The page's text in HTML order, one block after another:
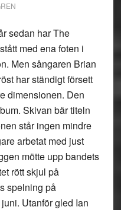
sedan har The
med ena foten i
Men sångaren Brian
har ständigt försett
dimensionen. Den
Skivan bär titeln
står ingen mindre
arbetat med just
mötte upp bandets
rött skjul på
spelning på
Utanför gled Ian